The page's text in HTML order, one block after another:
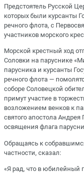
Предстоятель Русской
которых были курсанты
речного флота, с
участников морского
Морской крестный ход
Соловки на паруснике
парусника и курсанты
речного флота —
соборе Соловецкой
примут участие в
возложением венков к
святого апостола
освящения флага
Обращаясь к
частности, сказал:
«Я рад, что в юбилейный